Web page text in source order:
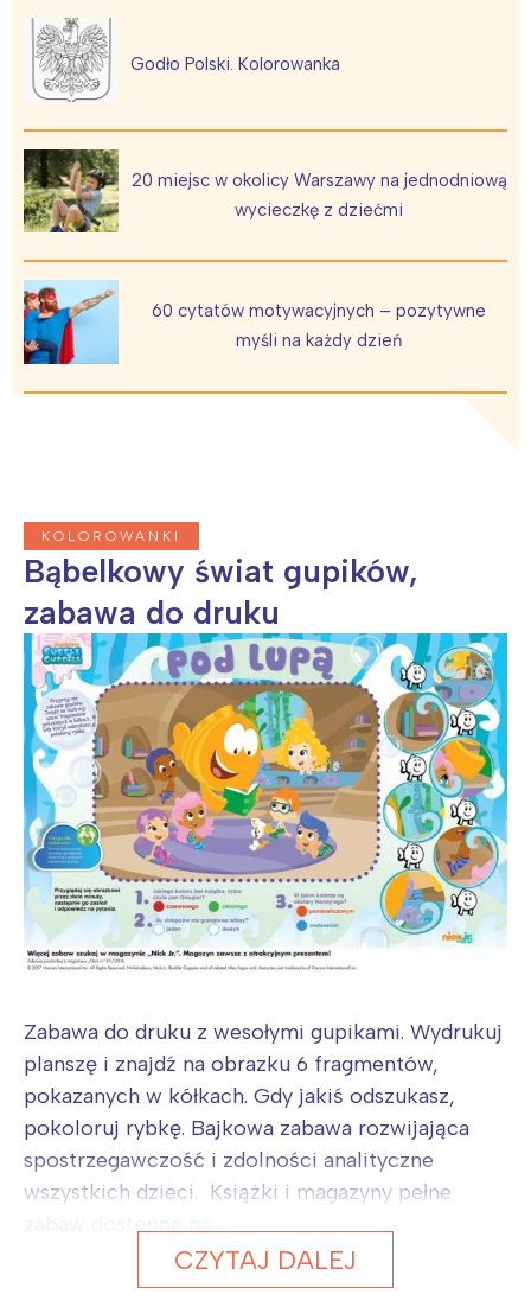
Godło Polski. Kolorowanka
20 miejsc w okolicy Warszawy na jednodniową
wycieczkę z dziećmi
60 cytatów motywacyjnych – pozytywne
myśli na każdy dzień
KOLOROWANKI
Bąbelkowy świat gupików,
zabawa do druku
Zabawa do druku z wesołymi gupikami. Wydrukuj
planszę i znajdź na obrazku 6 fragmentów,
pokazanych w kółkach. Gdy jakiś odszukasz,
pokoloruj rybkę. Bajkowa zabawa rozwijająca
spostrzegawczość i zdolności analityczne
wszystkich dzieci. Książki i magazyny pełne
CZYTAJ DALEJ
Interesują mnie wydarzenia z
tego regionu:
Wrocław
Wybieram